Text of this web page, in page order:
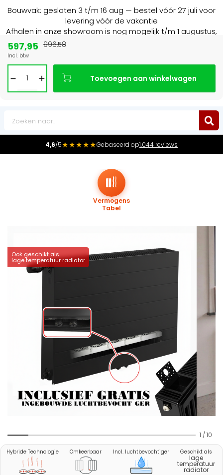
Bouwvak: gesloten 3 t/m 16 aug — bestel vóór 27 juli voor
levering vóór de vakantie
Afhalen in onze showroom is nog mogelijk t/m 1 augustus,
4,6/5★★★★★Gebaseerd op1.044 reviews
Ook geschikt als
lage temperatuur radiator
Vermogens
Tabel
1 / 10
Hybride Technologie Omkeerbaar Incl. luchtbevochtiger Geschikt als
lage
temperatuur
radiator
597,95
Incl. btw
996,58
Toevoegen aan winkelwagen